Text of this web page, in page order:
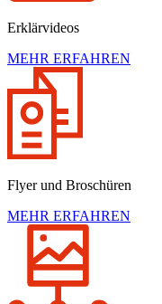
Erklärvideos
MEHR ERFAHREN
Flyer und Broschüren
MEHR ERFAHREN